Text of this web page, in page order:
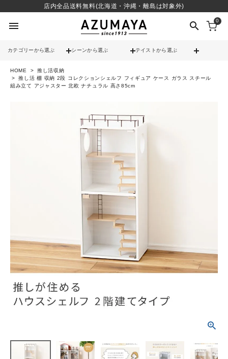
店内全品送料無料(北海道・沖縄・離島は対象外)
menu search 0
カテゴリーから選ぶ シーンから選ぶ テイストから選ぶ
check 送料無料
ACCOUNT MENU
ようこそ ゲスト 様
meeting_room ログイン person 会員登録
シーンから選ぶ
HOME
推し活収納
推し活 棚 収納 2段 コレクションシェルフ フィギュア ケース ガラス スチール
組み立て アジャスター 北欧 ナチュラル 高さ85cm